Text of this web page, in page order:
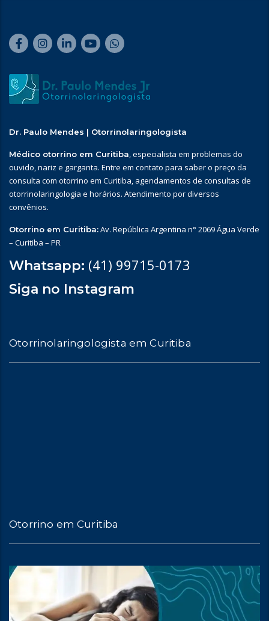
Dr. Paulo Mendes | Otorrinolaringologista
Médico otorrino em Curitiba, especialista em problemas do
ouvido, nariz e garganta. Entre em contato para saber o preço da
consulta com otorrino em Curitiba, agendamentos de consultas de
otorrinolaringologia e horários. Atendimento por diversos
convênios.
Otorrino em Curitiba:Av. República Argentina n° 2069 Água Verde
– Curitiba – PR
Whatsapp: (41) 99715-0173
Siga no Instagram
Otorrinolaringologista em Curitiba
Otorrino em Curitiba